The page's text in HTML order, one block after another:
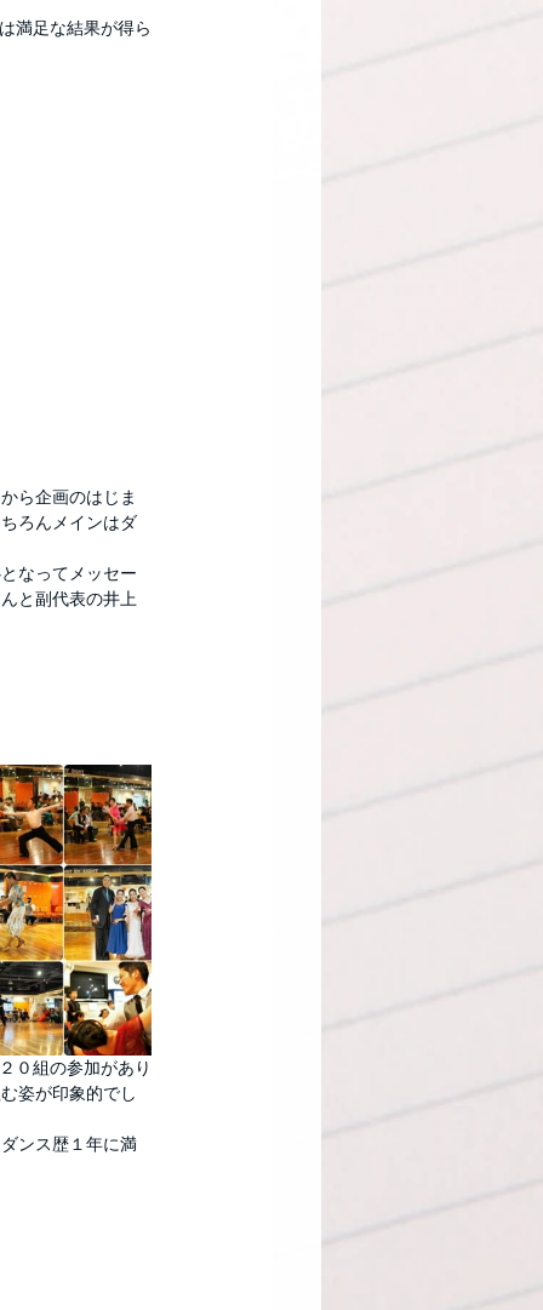
満足な結果が得ら
ら企画のはじま
ろんメインはダ
なってメッセー
と副代表の井上
０組の参加があり
姿が印象的でし
ンス歴１年に満